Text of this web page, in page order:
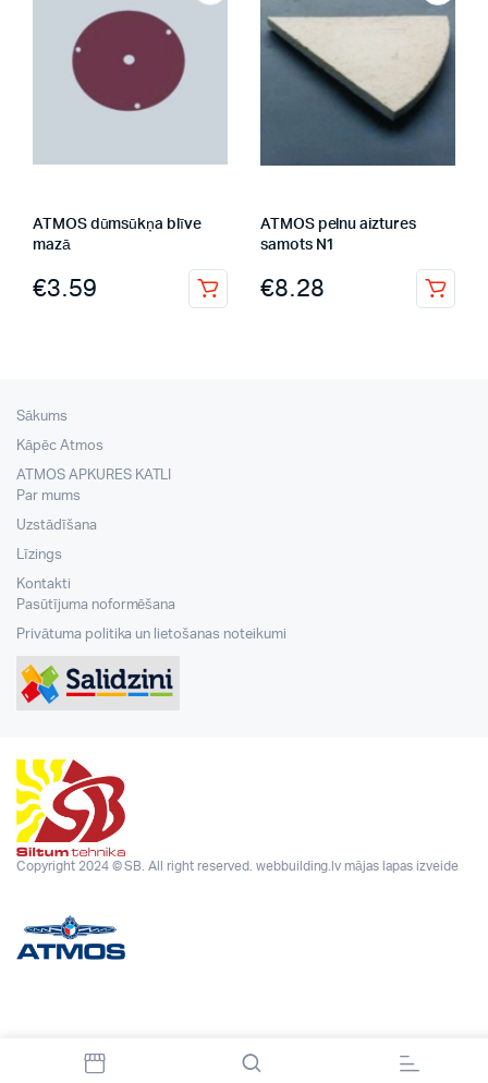
ATMOS dūmsūkņa blīve
mazā
€3.59
ATMOS pelnu aiztures
samots N1
€8.28
Sākums
Kāpēc Atmos
ATMOS APKURES KATLI
Par mums
Uzstādīšana
Līzings
Kontakti
Pasūtījuma noformēšana
Privātuma politika un lietošanas noteikumi
Copyright 2024 © SB. All right reserved. webbuilding.lvmājas lapas izveide